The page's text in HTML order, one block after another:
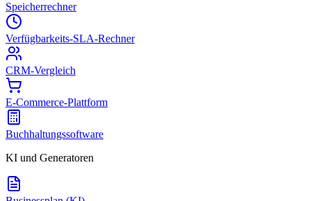
Speicherrechner
Verfügbarkeits-SLA-Rechner
CRM-Vergleich
E-Commerce-Plattform
Buchhaltungssoftware
KI und Generatoren